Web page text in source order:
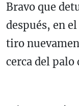
Bravo que
después, en
tiro
cerca del palo